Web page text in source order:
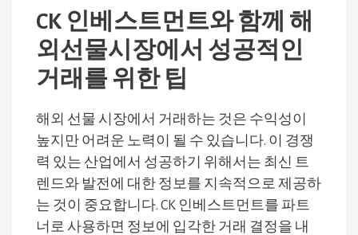
CK 인베스트먼트와 함께 해
외선물시장에서 성공적인
거래를 위한 팁
해외 선물 시장에서 거래하는 것은 수익성이
높지만 어려운 노력이 될 수 있습니다. 이 경쟁
력 있는 산업에서 성공하기 위해서는 최신 트
렌드와 발전에 대한 정보를 지속적으로 제공하
는 것이 중요합니다. CK 인베스트먼트를 파트
너로 사용하면 정보에 입각한 거래 결정을 내